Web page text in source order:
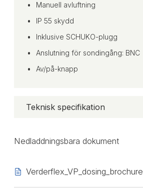
Manuell avluftning
IP 55 skydd
Inklusive SCHUKO-plugg
Anslutning för sondingång: BNC
Av/på-knapp
Teknisk specifikation
Nedladdningsbara dokument
Verderflex_VP_dosing_brochure